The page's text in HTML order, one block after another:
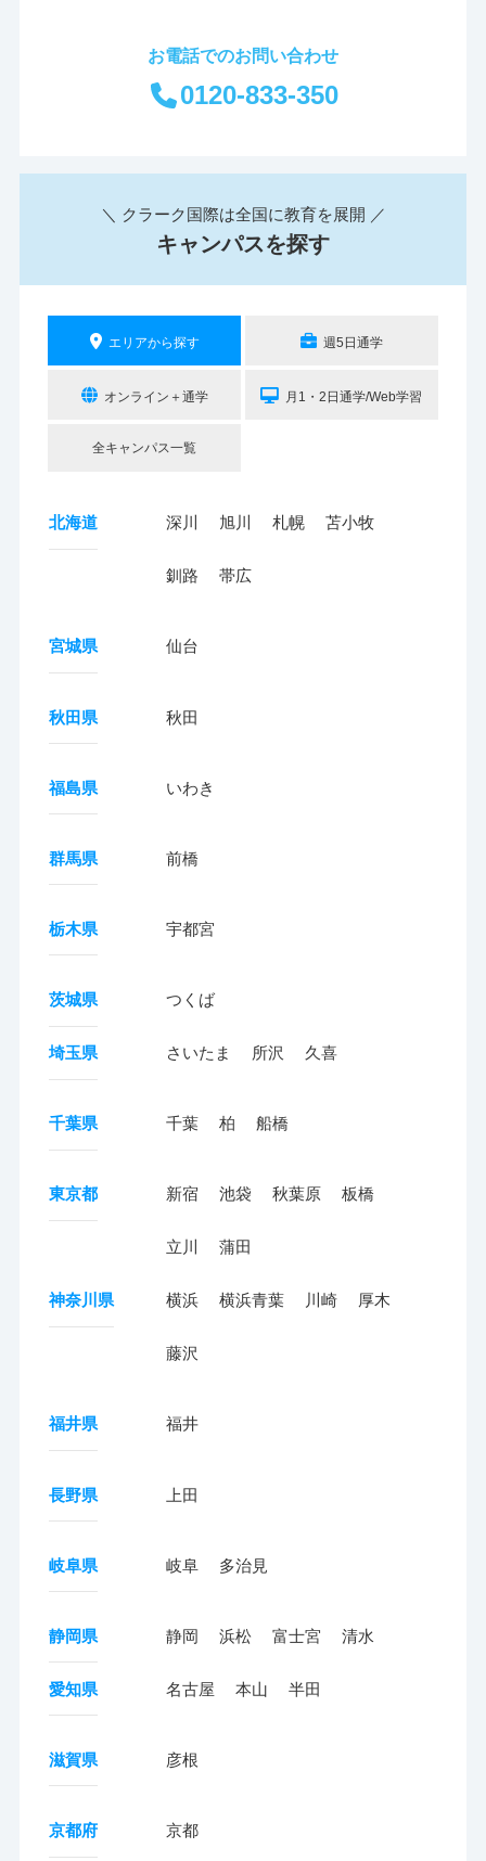
お電話でのお問い合わせ
0120-833-350
＼ クラーク国際は全国に教育を展開 ／
キャンパスを探す
エリアから探す 週5日通学
オンライン＋通学 月1・2日通学/Web学習
全キャンパス一覧
北海道 深川 旭川 札幌 苫小牧
釧路 帯広
宮城県 仙台
秋田県 秋田
福島県 いわき
群馬県 前橋
栃木県 宇都宮
茨城県 つくば
埼玉県 さいたま 所沢 久喜
千葉県 千葉 柏 船橋
東京都 新宿 池袋 秋葉原 板橋
立川 蒲田
神奈川県 横浜 横浜青葉 川崎 厚木
藤沢
福井県 福井
長野県 上田
岐阜県 岐阜 多治見
静岡県 静岡 浜松 富士宮 清水
愛知県 名古屋 本山 半田
滋賀県 彦根
京都府 京都